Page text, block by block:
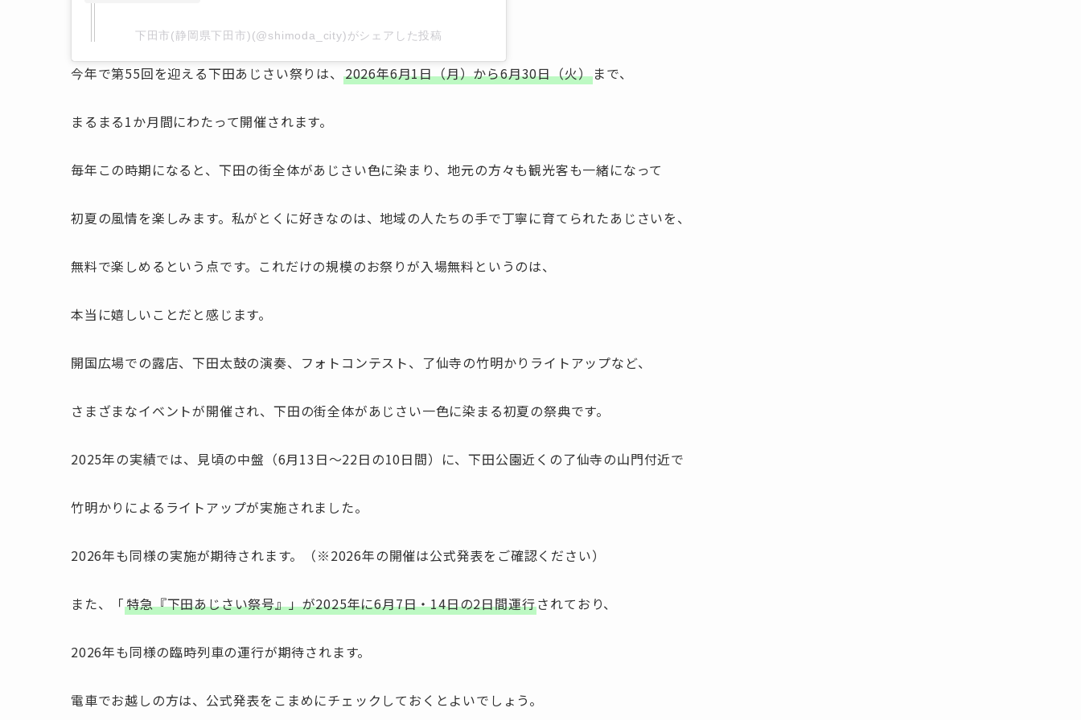
下田市(静岡県下田市)(@shimoda_city)がシェアした投稿
今年で第55回を迎える下田あじさい祭りは、 2026年6月1日（月）から6月30日（火）まで、
まるまる1か月間にわたって開催されます。
毎年この時期になると、下田の街全体があじさい色に染まり、地元の方々も観光客も一緒になって
初夏の風情を楽しみます。私がとくに好きなのは、地域の人たちの手で丁寧に育てられたあじさいを、
無料で楽しめるという点です。これだけの規模のお祭りが入場無料というのは、
本当に嬉しいことだと感じます。
開国広場での露店、下田太鼓の演奏、フォトコンテスト、了仙寺の竹明かりライトアップなど、
さまざまなイベントが開催され、下田の街全体があじさい一色に染まる初夏の祭典です。
2025年の実績では、見頃の中盤（6月13日〜22日の10日間）に、下田公園近くの了仙寺の山門付近で
竹明かりによるライトアップが実施されました。
2026年も同様の実施が期待されます。（※2026年の開催は公式発表をご確認ください）
また、「特急『下田あじさい祭号』」が2025年に6月7日・14日の2日間運行されており、
2026年も同様の臨時列車の運行が期待されます。
電車でお越しの方は、公式発表をこまめにチェックしておくとよいでしょう。